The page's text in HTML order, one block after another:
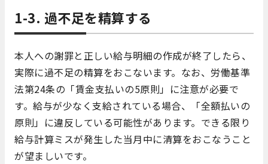
1-3. 過不足を精算する
本人への謝罪と正しい給与明細の作成が終了したら、
実際に過不足の精算をおこないます。なお、労働基準
法第24条の「賃金支払いの5原則」に注意が必要で
す。給与が少なく支給されている場合、「全額払いの
原則」に違反している可能性があります。できる限り
給与計算ミスが発生した当月中に清算をおこなうこと
が望ましいです。